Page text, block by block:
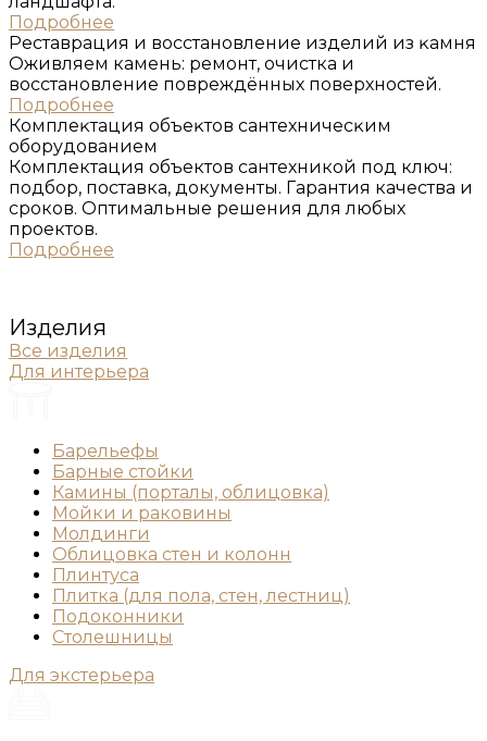
Подробнее
Реставрация и восстановление изделий из ĸамня
Оживляем камень: ремонт, очистка и
восстановление повреждённых поверхностей.
Подробнее
Комплеĸтация объеĸтов сантехничесĸим
оборудованием
Комплектация объектов сантехникой под ключ:
подбор, поставка, документы. Гарантия качества и
сроков. Оптимальные решения для любых
проектов.
Подробнее
Изделия
Все изделия
Для интерьера
Барельефы
Барные стойки
Камины (порталы, облицовка)
Мойки и раковины
Молдинги
Облицовка стен и колонн
Плинтуса
Плитка (для пола, стен, лестниц)
Подоконники
Столешницы
Для экстерьера